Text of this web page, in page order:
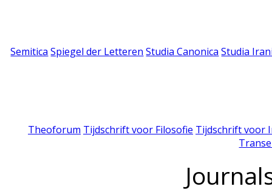
Semitica Spiegel der Letteren Studia Canonica Studia
Theoforum Tijdschrift voor Filosofie Tijdschrift voor